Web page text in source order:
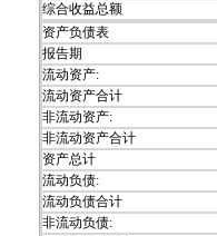
综合收益总额
资产负债表
报告期
流动资产:
流动资产合计
非流动资产:
非流动资产合计
资产总计
流动负债:
流动负债合计
非流动负债: